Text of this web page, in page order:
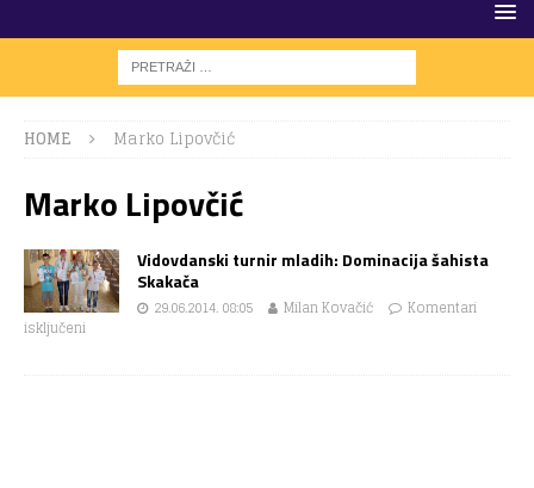
HOME Marko Lipovčić
Marko Lipovčić
Vidovdanski turnir mladih: Dominacija šahista
Skakača
29.06.2014. 08:05 Milan Kovačić
Komentari
isključeni